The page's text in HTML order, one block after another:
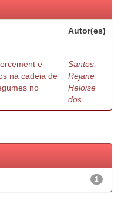
Autor(es)
e
na cadeia de
no
Santos,
Rejane
Heloise
dos
1